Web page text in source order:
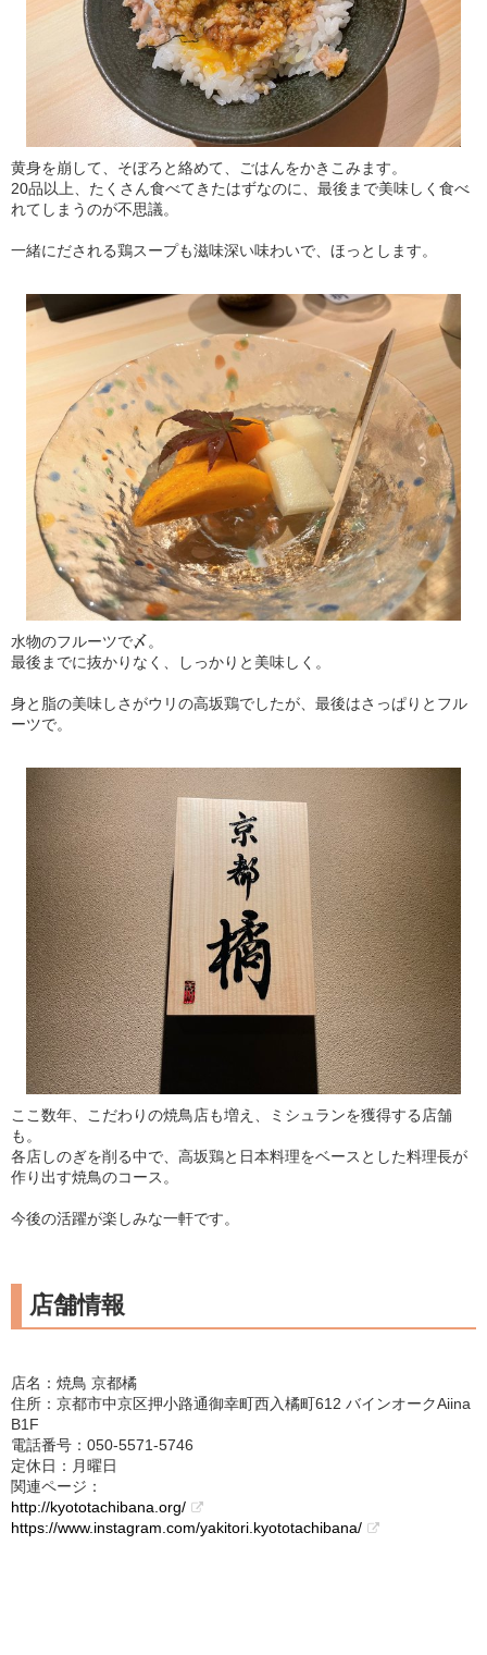
黄身を崩して、そぼろと絡めて、ごはんをかきこみます。
20品以上、たくさん食べてきたはずなのに、最後まで美味しく食べ
れてしまうのが不思議。
一緒にだされる鶏スープも滋味深い味わいで、ほっとします。
水物のフルーツで〆。
最後までに抜かりなく、しっかりと美味しく。
身と脂の美味しさがウリの高坂鶏でしたが、最後はさっぱりとフル
ーツで。
ここ数年、こだわりの焼鳥店も増え、ミシュランを獲得する店舗
も。
各店しのぎを削る中で、高坂鶏と日本料理をベースとした料理長が
作り出す焼鳥のコース。
今後の活躍が楽しみな一軒です。
店舗情報
店名：焼鳥 京都橘
住所：京都市中京区押小路通御幸町西入橘町612 バインオークAiina
B1F
電話番号：050-5571-5746
定休日：月曜日
関連ページ：
http://kyototachibana.org/
https://www.instagram.com/yakitori.kyototachibana/